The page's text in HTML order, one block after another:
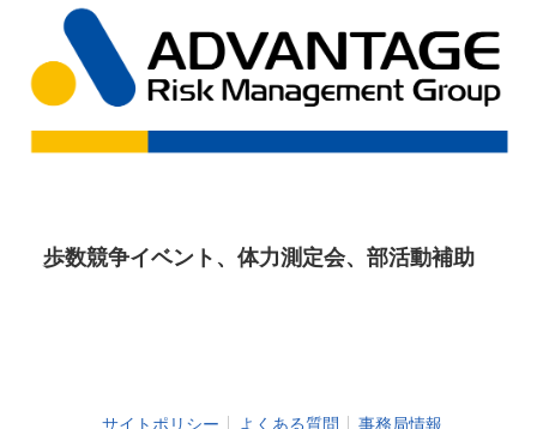
歩数競争イベント、体力測定会、部活動補助
サイトポリシー よくある質問
事務局情報